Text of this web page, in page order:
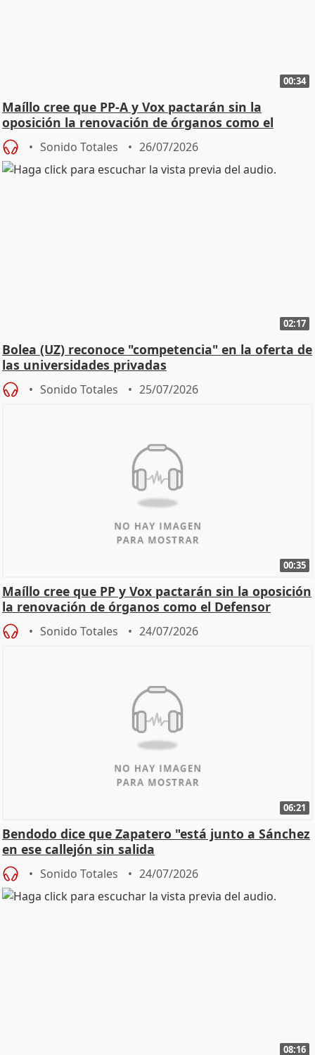
00:34
Maíllo cree que PP-A y Vox pactarán sin la
oposición la renovación de órganos como el
Defensor
Sonido Totales 26/07/2026
02:17
Bolea (UZ) reconoce "competencia" en la oferta de
las universidades privadas
Sonido Totales 25/07/2026
00:35
Maíllo cree que PP y Vox pactarán sin la oposición
la renovación de órganos como el Defensor
Sonido Totales 24/07/2026
06:21
Bendodo dice que Zapatero "está junto a Sánchez
en ese callejón sin salida
Sonido Totales 24/07/2026
08:16